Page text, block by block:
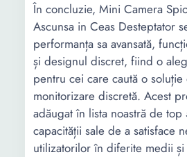
În concluzie, Mini Camera
Ascunsa in Ceas Desteptator
performanța sa avansată,
și designul discret, fiind o
pentru cei care caută o
monitorizare discretă. Acest
adăugat în lista noastră de top
capacității sale de a satisface
utilizatorilor în diferite medii și